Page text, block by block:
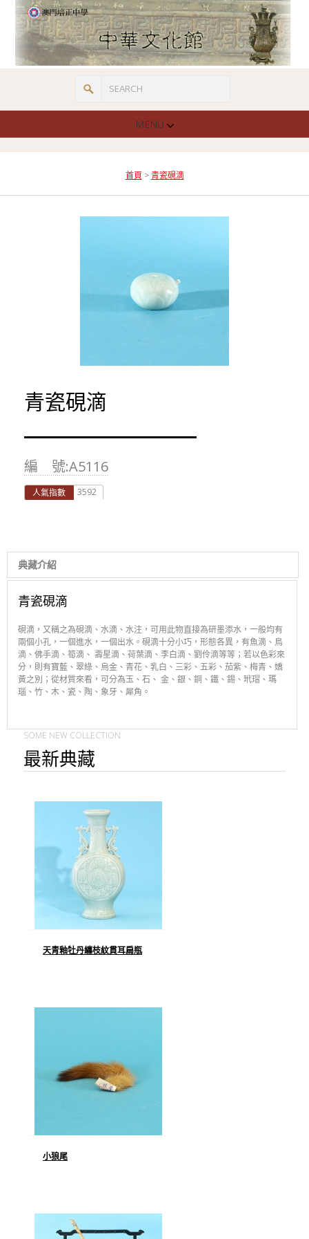
MENU
首頁 >青瓷硯滴
青瓷硯滴
編 號:A5116
人氣指數 3592
典藏介紹
青瓷硯滴
硯滴，又稱之為硯滴、水滴、水注，可用此物直接為研墨添水，一般均有
兩個小孔，一個進水，一個出水。硯滴十分小巧，形態各異，有魚滴、鳥
滴、佛手滴、筍滴、 壽星滴、荷葉滴、李白滴、劉伶滴等等；若以色彩來
分，則有寶藍、翠綠、烏金、青花、乳白、三彩、五彩、茄紫、梅青、嬌
黃之別；從材質來看，可分為玉、石、 金、銀、銅、鐵、錫、玳瑁、瑪
瑙、竹、木、瓷、陶、象牙、犀角。
SOME NEW COLLECTION
最新典藏
天青釉牡丹纏枝紋貫耳扁瓶
小狼尾